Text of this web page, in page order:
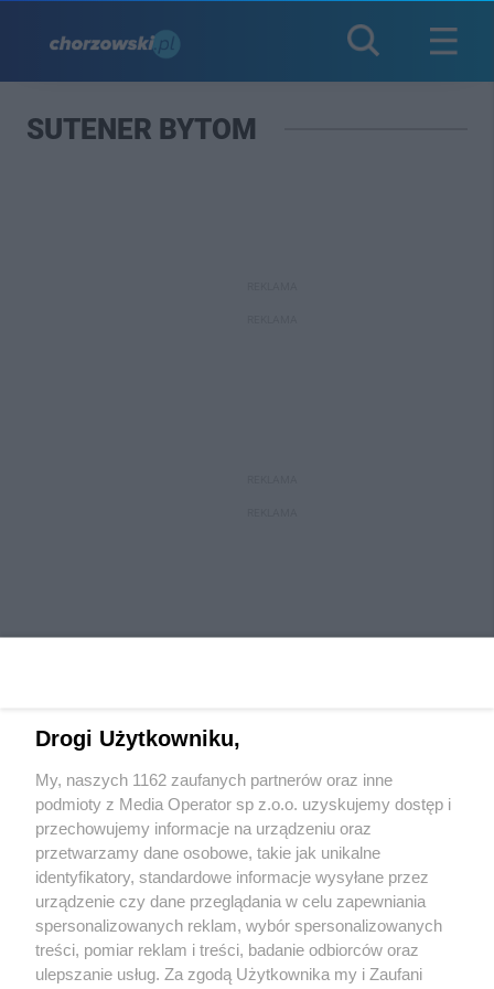
SUTENER BYTOM
Wydawca mediówlokalnych
Nie zapomnij
zapoznać się z:
polityką prywatności regulamin korzystania z portali
Twojemiasto Skontaktuj się z nami
Drogi Użytkowniku,
My, naszych 1162 zaufanych partnerów oraz inne
podmioty z Media Operator sp z.o.o. uzyskujemy dostęp i
przechowujemy informacje na urządzeniu oraz
przetwarzamy dane osobowe, takie jak unikalne
identyfikatory, standardowe informacje wysyłane przez
urządzenie czy dane przeglądania w celu zapewniania
spersonalizowanych reklam, wybór spersonalizowanych
treści, pomiar reklam i treści, badanie odbiorców oraz
ulepszanie usług. Za zgodą Użytkownika my i Zaufani